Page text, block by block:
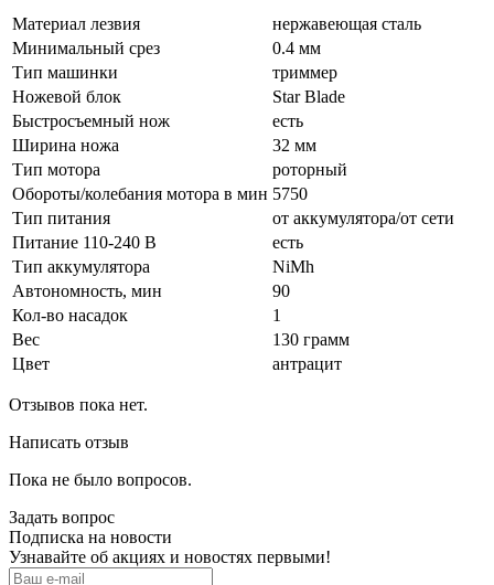
Материал лезвия
нержавеющая сталь
Минимальный срез
0.4 мм
Тип машинки
триммер
Ножевой блок
Star Blade
Быстросъемный нож
есть
Ширина ножа
32 мм
Тип мотора
роторный
Обороты/колебания мотора в мин 5750
Тип питания
от аккумулятора/от сети
Питание 110-240 В
есть
Тип аккумулятора
NiMh
Автономность, мин
90
Кол-во насадок
1
Вес
130 грамм
Цвет
антрацит
Отзывов пока нет.
Написать отзыв
Пока не было вопросов.
Задать вопрос
Подписка на новости
Узнавайте об акциях и новостях первыми!